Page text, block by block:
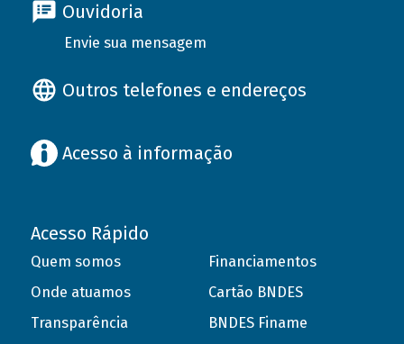
Ouvidoria
Envie sua mensagem
Outros telefones e endereços
Acesso à informação
Acesso Rápido
Quem somos
Onde atuamos
Transparência
Financiamentos
Cartão BNDES
BNDES Finame